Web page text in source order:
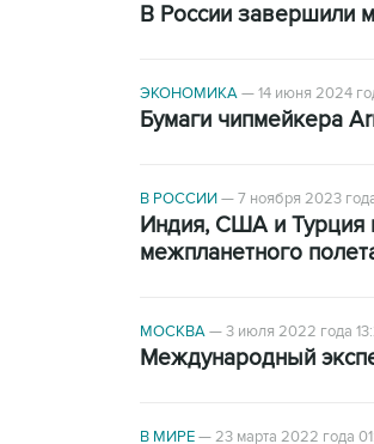
В России завершили
ЭКОНОМИКА—14 июня 2024
Бумаги чипмейкера
В РОССИИ—7 ноября 2023
Индия, США и Турция
межпланетного
МОСКВА—3 июля 2022 года
Международный
В МИРЕ—23 марта 2022 года